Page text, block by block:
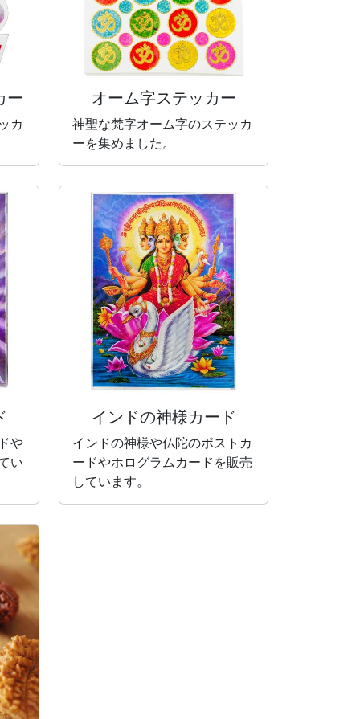
ー
カ
オーム字ステッカー
神聖な梵字オーム字のステッカ
ーを集めました。
や
い
インドの神様カード
インドの神様や仏陀のポストカ
ードやホログラムカードを販売
しています。